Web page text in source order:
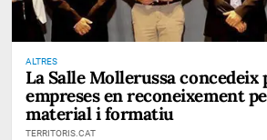
ALTRES
La Salle Mollerussa concedeix
empreses en reconeixement
material i formatiu
TERRITORIS.CAT